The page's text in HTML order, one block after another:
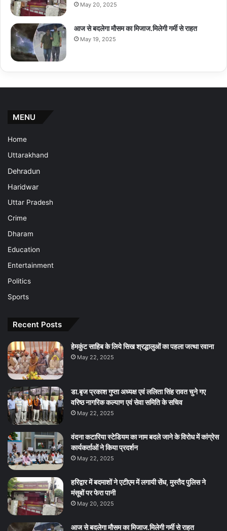
May 20, 2025
आज से बदलेगा मौसम का मिजाज.मिलेगी गर्मी से राहत
May 19, 2025
MENU
Home
Uttarakhand
Dehradun
Haridwar
Uttar Pradesh
Crime
Dharam
Education
Entertainment
Politics
Sports
Recent Posts
हेमकुंट साहिब के लिये सिख श्रद्धालुओं का पहला जत्था रवाना
May 22, 2025
डा.बृज प्रकाश गुप्ता अध्यक्ष एवं ललिता सिंह रावत चुने गए
वरिष्ठ नागरिक कल्याण एवं सेवा समिति के सचिव
May 22, 2025
वंदना कटारिया स्टेडियम का नाम बदले जाने के विरोध में कांग्रेस
कार्यकर्ताओं ने किया प्रदर्शन
May 22, 2025
हरिद्वार में बदमाशों ने एटीएम में लगायी सेंध, मुस्तैद पुलिस ने
मंसूबों पर फेरा पानी
May 20, 2025
आज से बदलेगा मौसम का मिजाज.मिलेगी गर्मी से राहत